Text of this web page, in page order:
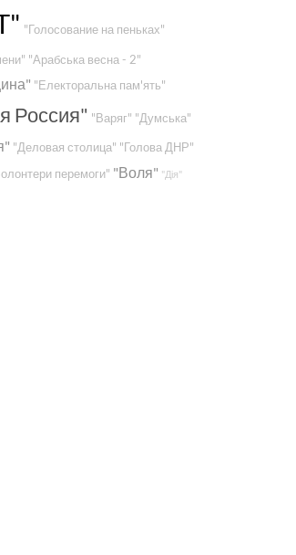
"Голосование на пеньках"
"Арабська весна - 2"
"Електоральна пам'ять"
Россия" "Варяг" "Думська"
"Деловая столица" "Голова ДНР"
перемоги" "Воля" "Дія"